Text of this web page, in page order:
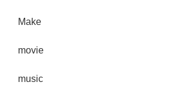
Make
movie
music